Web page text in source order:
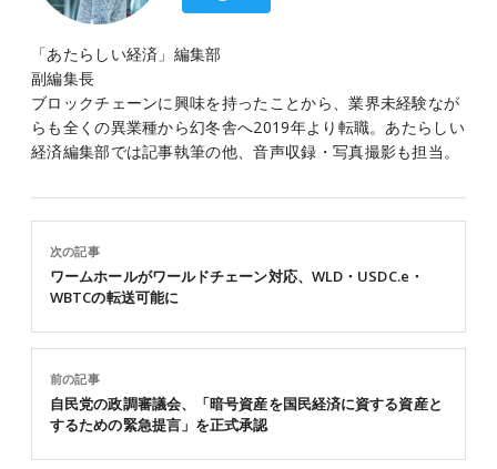
「あたらしい経済」編集部
副編集長
ブロックチェーンに興味を持ったことから、業界未経験なが
らも全くの異業種から幻冬舎へ2019年より転職。あたらしい
経済編集部では記事執筆の他、音声収録・写真撮影も担当。
前の記事
自民党の政調審議会、「暗号資産を国民経済に資する資産と
するための緊急提言」を正式承認
次の記事
ワームホールがワールドチェーン対応、WLD・USDC.e・
WBTCの転送可能に